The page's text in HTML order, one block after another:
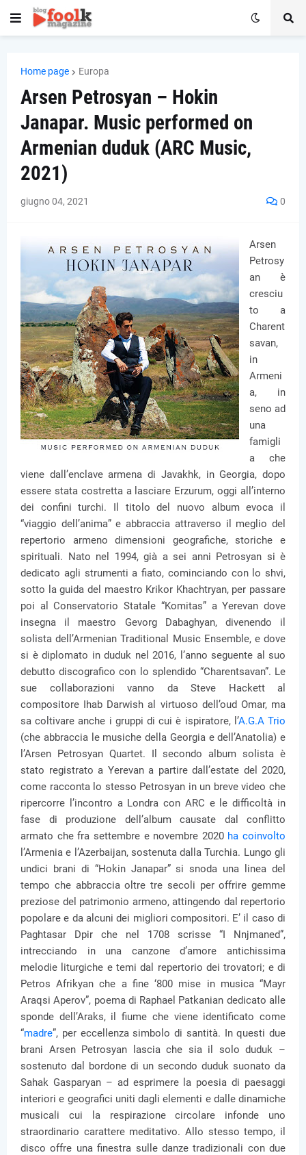
Home page Europa
Arsen Petrosyan – Hokin
Janapar. Music performed on
Armenian duduk (ARC Music,
2021)
giugno 04, 2021 0
Arsen
Petrosy
an è
cresciu
to a
Charent
savan,
in
Armeni
a, in
seno ad
una
famigli
a che
viene dall’enclave armena di Javakhk, in Georgia, dopo
essere stata costretta a lasciare Erzurum, oggi all’interno
dei confini turchi. Il titolo del nuovo album evoca il
“viaggio dell’anima” e abbraccia attraverso il meglio del
repertorio armeno dimensioni geografiche, storiche e
spirituali. Nato nel 1994, già a sei anni Petrosyan si è
dedicato agli strumenti a fiato, cominciando con lo shvi,
sotto la guida del maestro Krikor Khachtryan, per passare
poi al Conservatorio Statale “Komitas” a Yerevan dove
insegna il maestro Gevorg Dabaghyan, divenendo il
solista dell’Armenian Traditional Music Ensemble, e dove
si è diplomato in duduk nel 2016, l’anno seguente al suo
debutto discografico con lo splendido “Charentsavan”. Le
sue collaborazioni vanno da Steve Hackett al
compositore Ihab Darwish al virtuoso dell’oud Omar, ma
sa coltivare anche i gruppi di cui è ispiratore, l’A.G.A Trio
(che abbraccia le musiche della Georgia e dell’Anatolia) e
l’Arsen Petrosyan Quartet. Il secondo album solista è
stato registrato a Yerevan a partire dall’estate del 2020,
come racconta lo stesso Petrosyan in un breve video che
ripercorre l’incontro a Londra con ARC e le difficoltà in
fase di produzione dell’album causate dal conflitto
armato che fra settembre e novembre 2020 ha coinvolto
l’Armenia e l’Azerbaijan, sostenuta dalla Turchia. Lungo gli
undici brani di “Hokin Janapar” si snoda una linea del
tempo che abbraccia oltre tre secoli per offrire gemme
preziose del patrimonio armeno, attingendo dal repertorio
popolare e da alcuni dei migliori compositori. E’ il caso di
Paghtasar Dpir che nel 1708 scrisse “I Nnjmaned”,
intrecciando in una canzone d’amore antichissima
melodie liturgiche e temi dal repertorio dei trovatori; e di
Petros Afrikyan che a fine ‘800 mise in musica “Mayr
Araqsi Aperov”, poema di Raphael Patkanian dedicato alle
sponde dell’Araks, il fiume che viene identificato come
“madre”, per eccellenza simbolo di santità. In questi due
brani Arsen Petrosyan lascia che sia il solo duduk –
sostenuto dal bordone di un secondo duduk suonato da
Sahak Gasparyan – ad esprimere la poesia di paesaggi
interiori e geografici uniti dagli elementi e dalle dinamiche
musicali cui la respirazione circolare infonde uno
straordinario carattere meditativo. Allo stesso tempo, il
disco offre una finestra sulle danze tradizionali con due